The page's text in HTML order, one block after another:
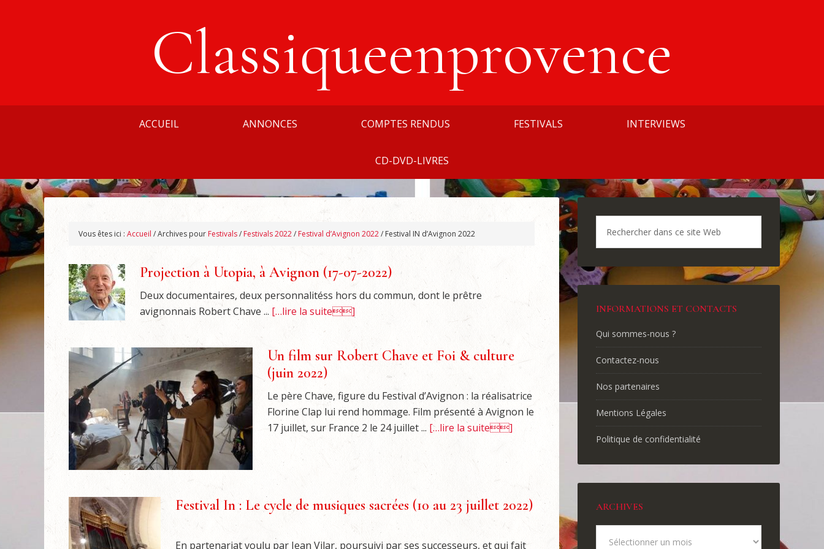
Classiqueenprovence
ACCUEIL ANNONCES COMPTES RENDUS FESTIVALS INTERVIEWS
CD-DVD-LIVRES
Vous êtes ici : Accueil /Archives pour Festivals/ Festivals 2022/ Festival d’Avignon 2022/ Festival IN d’Avignon 2022
Projection à Utopia, à Avignon (17-07-2022)
Deux documentaires, deux personnalitéss hors du commun, dont le prêtre
avignonnais Robert Chave ... […lire la suite]
Un film sur Robert Chave et Foi & culture
(juin 2022)
Le père Chave, figure du Festival d’Avignon : la réalisatrice
Florine Clap lui rend hommage. Film présenté à Avignon le
17 juillet, sur France 2 le 24 juillet ... […lire la suite]
Festival In : Le cycle de musiques sacrées (10 au 23 juillet 2022)
En partenariat voulu par Jean Vilar, poursuivi par ses successeurs, et qui fait
INFORMATIONS ET CONTACTS
Qui sommes-nous ?
Contactez-nous
Nos partenaires
Mentions Légales
Politique de confidentialité
ARCHIVES